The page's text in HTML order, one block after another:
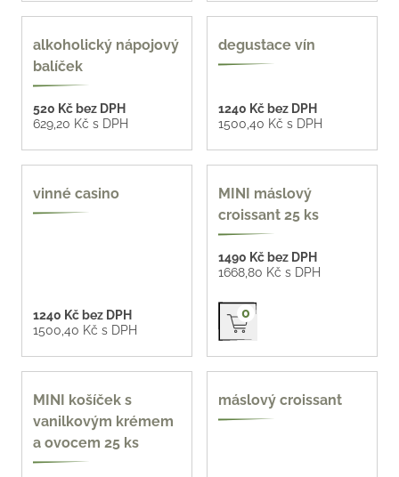
více možností
alkoholický nápojový
balíček
520 Kč bez DPH
629,20 Kč s DPH
2 varianty
degustace vín
1240 Kč bez DPH
1500,40 Kč s DPH
vinné casino
1240 Kč bez DPH
1500,40 Kč s DPH
MINI máslový
croissant 25 ks
1490 Kč bez DPH
1668,80 Kč s DPH
Přidat do košíku
0
MINI košíček s
vanilkovým krémem
a ovocem 25 ks
máslový croissant